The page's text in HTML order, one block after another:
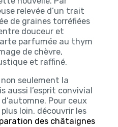
relevée d’un trait
de graines torréfiées
douceur et
parfumée au thym
de chèvre,
et raffiné.
seulement la
aussi l’esprit convivial
Pour ceux
loin, découvrir les
des châtaignes